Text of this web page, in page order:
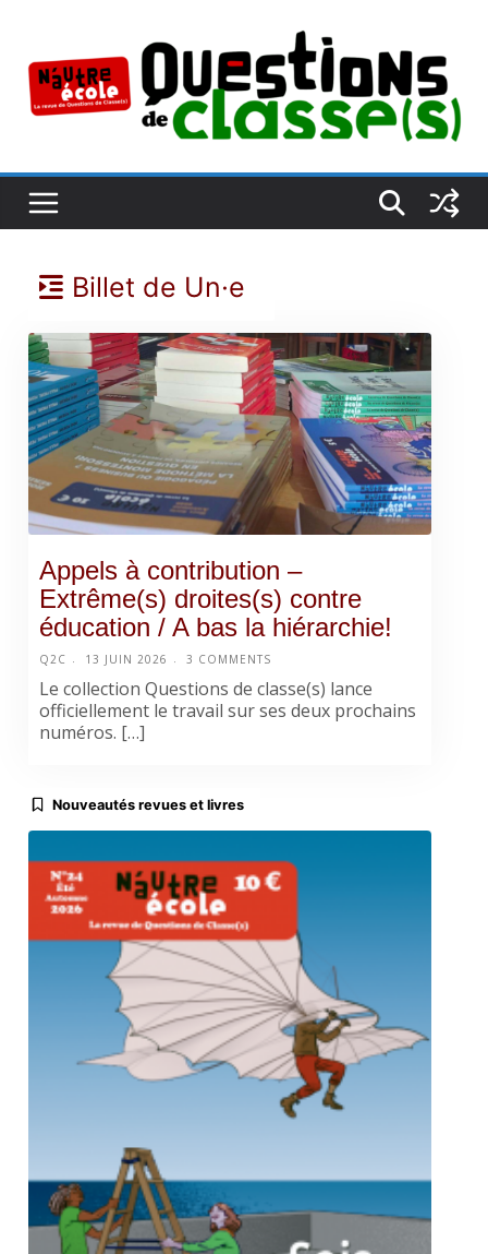
contenu
Billet de Un·e
Appels à contribution –
Extrême(s) droites(s) contre
éducation / A bas la hiérarchie!
Q2C 13 JUIN 2026 3 COMMENTS
Le collection Questions de classe(s) lance
officiellement le travail sur ses deux prochains
numéros. […]
Nouveautés revues et livres